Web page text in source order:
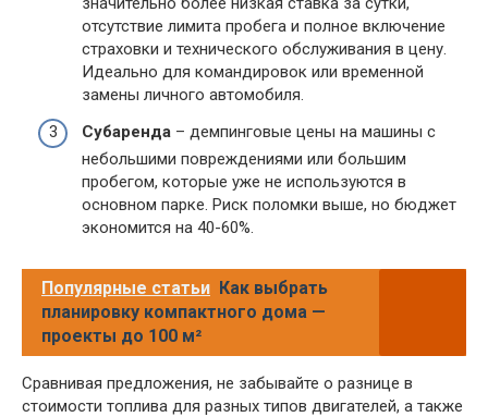
отсутствие лимита пробега и полное включение
страховки и технического обслуживания в цену.
Идеально для командировок или временной
замены личного автомобиля.
Субаренда – демпинговые цены на машины с
небольшими повреждениями или большим
пробегом, которые уже не используются в
основном парке. Риск поломки выше, но бюджет
экономится на 40-60%.
Популярные статьи Как выбрать
планировку компактного дома —
проекты до 100 м²
Сравнивая предложения, не забывайте о разнице в
стоимости топлива для разных типов двигателей, а также